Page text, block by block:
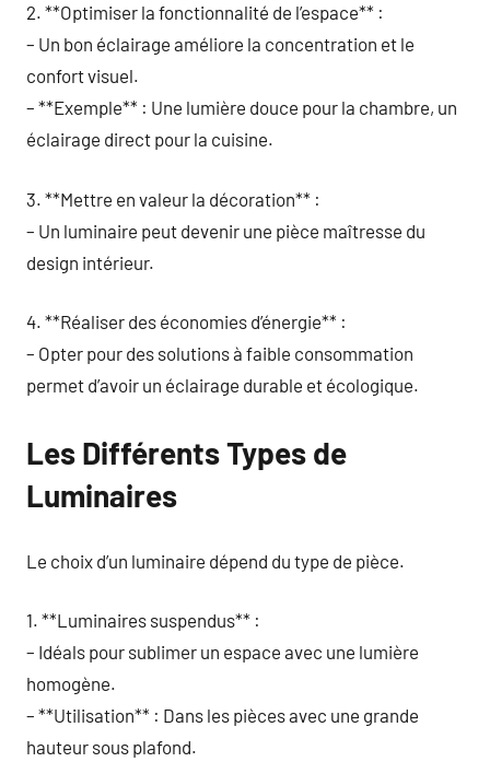
2. **Optimiser la fonctionnalité de l’espace** :
– Un bon éclairage améliore la concentration et le
confort visuel.
– **Exemple** : Une lumière douce pour la chambre, un
éclairage direct pour la cuisine.
3. **Mettre en valeur la décoration** :
– Un luminaire peut devenir une pièce maîtresse du
design intérieur.
4. **Réaliser des économies d’énergie** :
– Opter pour des solutions à faible consommation
permet d’avoir un éclairage durable et écologique.
Les Différents Types de
Luminaires
Le choix d’un luminaire dépend du type de pièce.
1. **Luminaires suspendus** :
– Idéals pour sublimer un espace avec une lumière
homogène.
– **Utilisation** : Dans les pièces avec une grande
hauteur sous plafond.